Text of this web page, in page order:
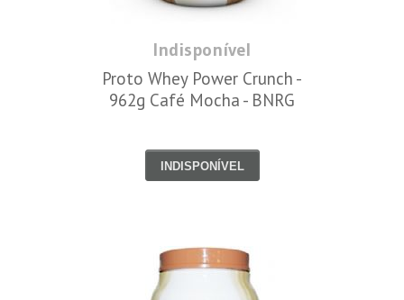
Indisponível
Proto Whey Power Crunch -
962g Café Mocha - BNRG
INDISPONÍVEL